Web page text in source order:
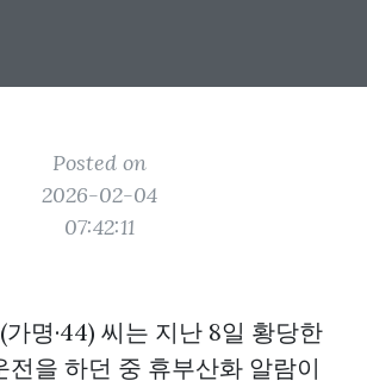
Posted on
2026-02-04
07:42:11
명·44) 씨는 지난 8일 황당한
전을 하던 중 휴부산화 알람이